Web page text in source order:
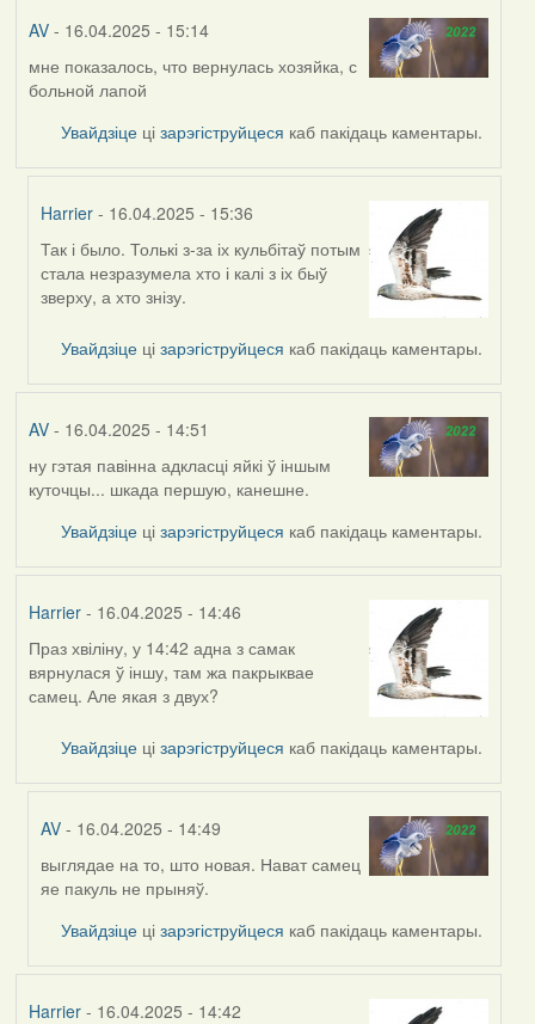
AV- 16.04.2025 - 15:14
мне показалось, что вернулась хозяйка, с
больной лапой
Увайдзіце цізарэгіструйцеся каб пакідаць каментары.
Harrier - 16.04.2025 - 15:36
In
reply
to
AV
Так і было. Толькі з-за іх кульбітаў потым
стала незразумела хто і калі з іх быў
зверху, а хто знізу.
Увайдзіце цізарэгіструйцеся каб пакідаць каментары.
AV- 16.04.2025 - 14:51
ну гэтая павінна адкласці яйкі ў іншым
куточцы... шкада першую, канешне.
Увайдзіце цізарэгіструйцеся каб пакідаць каментары.
Harrier- 16.04.2025 - 14:46
Праз хвіліну, у 14:42 адна з самак
вярнулася ў іншу, там жа пакрыквае
самец. Але якая з двух?
Увайдзіце цізарэгіструйцеся каб пакідаць каментары.
AV - 16.04.2025 - 14:49
In
reply
Harrier
выглядае на то, што новая. Нават самец
яе пакуль не прыняў.
Увайдзіце цізарэгіструйцеся каб пакідаць каментары.
Harrier- 16.04.2025 - 14:42